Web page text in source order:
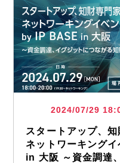
2024/07/29
スタートアップ、
ネットワーキング
in 大阪 ～資金調達